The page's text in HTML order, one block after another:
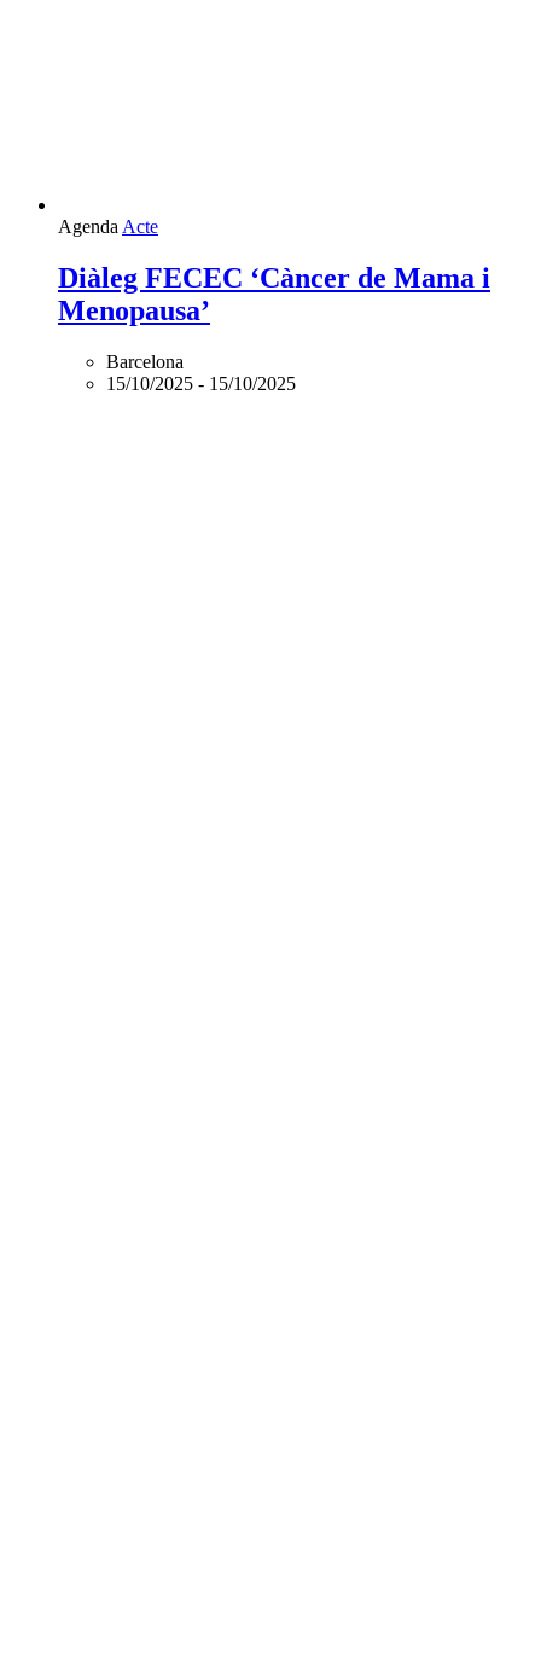
Agenda Acte
Diàleg FECEC ‘Càncer de Mama i
Menopausa’
Barcelona
15/10/2025 - 15/10/2025